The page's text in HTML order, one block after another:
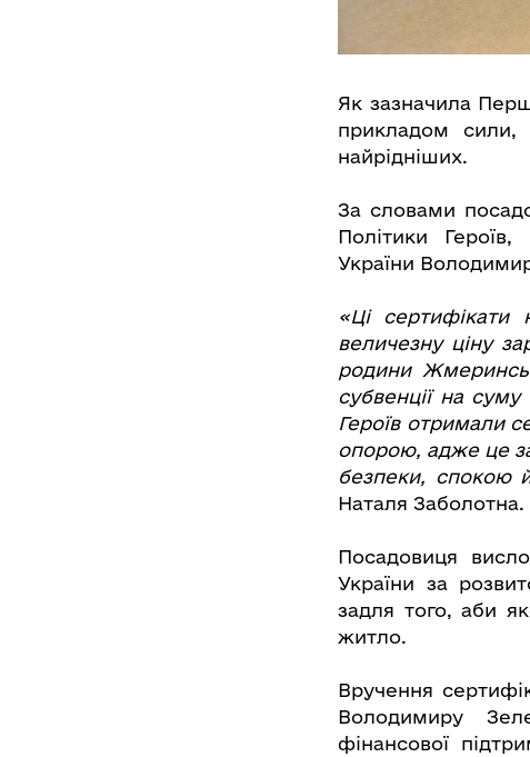
Як зазначила
прикладом сили,
найрідніших.
За словами
Політики
України
«Ці
величезну ціну
родини
субвенції на
Героїв отримали
опорою, адже це
безпеки, спокою
Наталя Заболотна.
Посадовиця
України за
задля того, аби
житло.
Вручення
Володимиру
фінансової